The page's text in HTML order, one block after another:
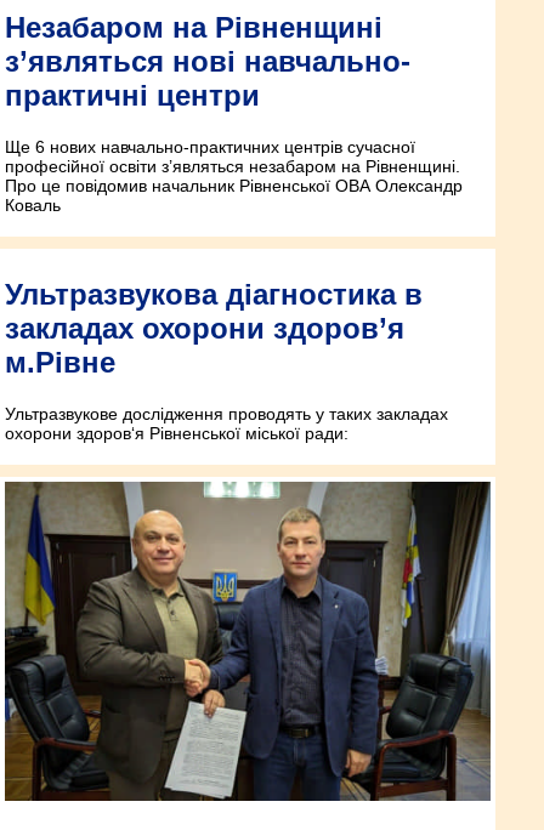
Незабаром на Рівненщині
з’являться нові навчально-
практичні центри
Ще 6 нових навчально-практичних центрів сучасної
професійної освіти з’являться незабаром на Рівненщині.
Про це повідомив начальник Рівненської ОВА Олександр
Коваль
Ультразвукова діагностика в
закладах охорони здоров’я
м.Рівне
Ультразвукове дослідження проводять у таких закладах
охорони здоров‘я Рівненської міської ради: